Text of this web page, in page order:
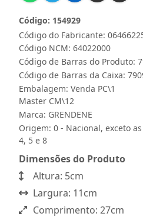
Código do Fabricante:
Código: 154929
Código NCM: 64022000
Código de Barras do Produto:
Código de Barras da Caixa:
Embalagem: Venda PC\1
Master CM\12
Marca: GRENDENE
Origem: 0 - Nacional, exceto
4, 5 e 8
Dimensões do Produto
Altura: 5cm
Largura: 11cm
Comprimento: 27cm